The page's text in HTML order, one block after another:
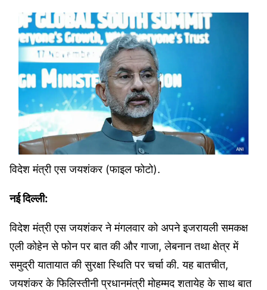
विदेश मंत्री एस जयशंकर (फाइल फोटो).
नई दिल्ली:
विदेश मंत्री एस जयशंकर ने मंगलवार को अपने इजरायली समकक्ष
एली कोहेन से फोन पर बात की और गाजा, लेबनान तथा क्षेत्र में
समुद्री यातायात की सुरक्षा स्थिति पर चर्चा की. यह बातचीत,
जयशंकर के फिलिस्तीनी प्रधानमंत्री मोहम्मद शतायेह के साथ बात